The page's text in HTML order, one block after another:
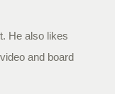
He also likes
and board